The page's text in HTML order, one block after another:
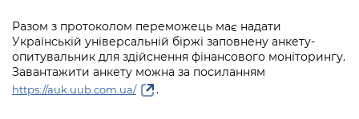
Разом з протоколом переможець має надати
Українській універсальній біржі заповнену анкету-
опитувальник для здійснення фінансового моніторингу.
Завантажити анкету можна за посиланням
https://auk.uub.com.ua/ .